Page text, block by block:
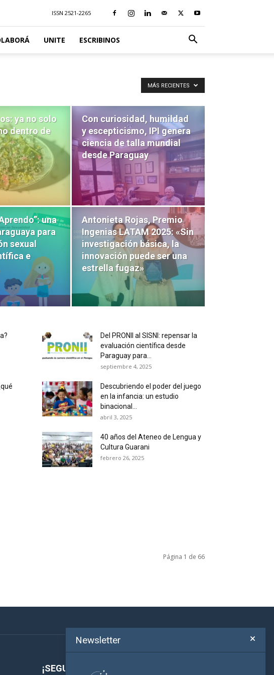
ISSN 2521-2265
UNITE ESCRIBINOS
MÁS RECIENTES
ya no solo
dentro de
Con curiosidad, humildad
y escepticismo, IPI genera
ciencia de talla mundial
desde Paraguay
una
para
sexual
e
Antonieta Rojas, Premio
Ingenias LATAM 2025: «Sin
investigación básica, la
innovación puede ser una
estrella fugaz»
Del PRONII al SISNI: repensar la
evaluación científica desde
Paraguay para...
septiembre 4, 2025
Descubriendo el poder del juego
en la infancia: un estudio
binacional...
abril 3, 2025
40 años del Ateneo de Lengua y
Cultura Guarani
febrero 26, 2025
Página 1 de 66
¡SEGUINOS!
Newsletter